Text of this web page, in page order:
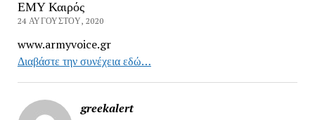
ΕΜΥ Καιρός
24 ΑΥΓΟΎΣΤΟΥ, 2020
www.armyvoice.gr
Διαβάστε την συνέχεια εδώ…
greekalert